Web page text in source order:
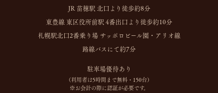
JR 苗穂駅 北口より徒歩約8分
東豊線 東区役所前駅 4番出口より徒歩約10分
札幌駅北口2番乗り場 サッポロビール園・アリオ線
路線バスにて約7分
駐車場優待あり
（利用者は5時間まで無料・150台）
※お会計の際に認証が必要です。